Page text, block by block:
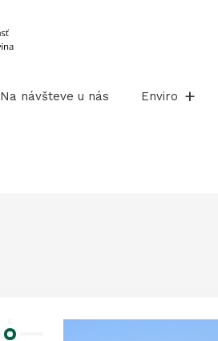
Na návšteve u nás Enviro